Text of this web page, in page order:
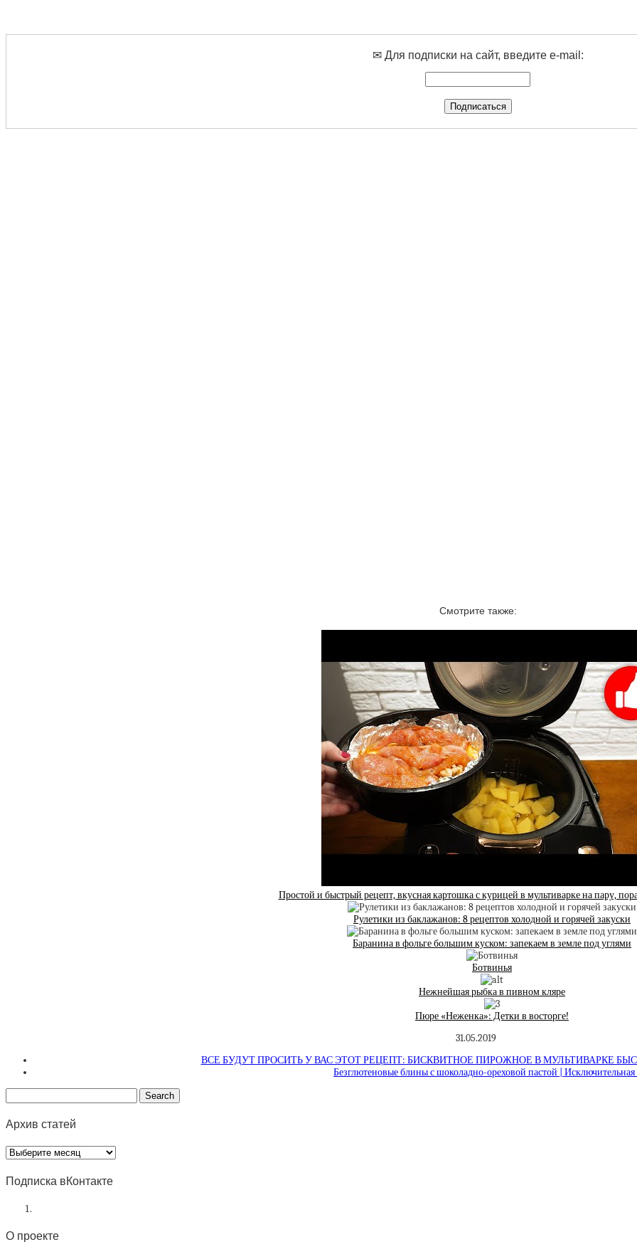
✉ Для подписки на сайт, введите e-mail:
Смотрите также:
Простой и быстрый рецепт, вкусная картошка с курицей в мультиварке на пару,
Рулетики из баклажанов: 8 рецептов холодной и горячей закуски
Баранина в фольге большим куском: запекаем в земле под углями
Ботвинья
Нежнейшая рыбка в пивном кляре
Пюре «Неженка»: Детки в восторге!
31.05.2019
ВСЕ БУДУТ ПРОСИТЬ У ВАС ЭТОТ РЕЦЕПТ: БИСКВИТНОЕ ПИРОЖНОЕ В МУЛЬТИВАРКЕ
Безглютеновые блины с шоколадно-ореховой пастой | Исключительная
Архив статей
Архив
статей
Подписка вКонтакте
О проекте